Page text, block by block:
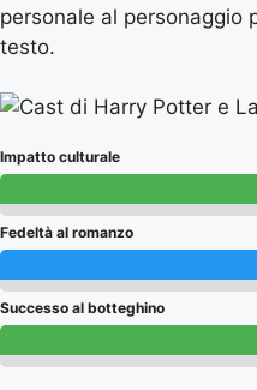
personale al personaggio
testo.
Impatto culturale
Fedeltà al romanzo
Successo al botteghino